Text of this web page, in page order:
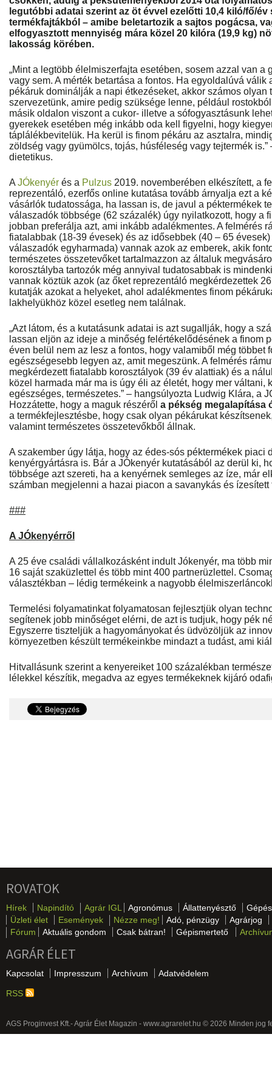
legutóbbi adatai szerint az öt évvel ezelőtti 10,4 kiló/fő/év
termékfajtákból – amibe beletartozik a sajtos pogácsa,
elfogyasztott mennyiség mára közel 20 kilóra (19,9 kg)
lakosság körében.
„Mint a legtöbb élelmiszerfajta esetében, sosem azzal van a
vagy sem. A mérték betartása a fontos. Ha egyoldalúvá válik
pékáruk dominálják a napi étkezéseket, akkor számos olyan
szervezetünk, amire pedig szüksége lenne, például
másik oldalon viszont a cukor- illetve a sófogyasztásunk
gyerekek esetében még inkább oda kell figyelni, hogy
táplálékbevitelük. Ha kerül is finom pékáru az asztalra,
zöldség vagy gyümölcs, tojás, húsféleség vagy tejtermék
dietetikus.
A JÓkenyér és a Pulzus 2019. novemberében elkészített, a
reprezentáló, ezerfős online kutatása tovább árnyalja ezt a
vásárlók tudatossága, ha lassan is, de javul a péktermékek
válaszadók többsége (62 százalék) úgy nyilatkozott, hogy a
jobban preferálja azt, ami inkább adalékmentes. A felmérés
fiatalabbak (18-39 évesek) és az idősebbek (40 – 65
válaszadók egyharmada) vannak azok az emberek, akik
természetes összetevőket tartalmazzon az általuk
korosztályba tartozók még annyival tudatosabbak is
vannak köztük azok (az őket reprezentáló megkérdezettek
kutatják azokat a helyeket, ahol adalékmentes finom
lakhelyükhöz közel esetleg nem találnak.
„Azt látom, és a kutatásunk adatai is azt sugallják, hogy a
lassan eljön az ideje a minőség felértékelődésének a finom
éven belül nem az lesz a fontos, hogy valamiből még többet
egészségesebb legyen az, amit megeszünk. A felmérés
megkérdezett fiatalabb korosztályok (39 év alattiak) és a
közel harmada már ma is úgy éli az életét, hogy mer váltani,
egészséges, természetes.” – hangsúlyozta Ludwig Klára, a
Hozzátette, hogy a maguk részéről a pékség megalapítása
a termékfejlesztésbe, hogy csak olyan pékárukat
valamint természetes összetevőkből állnak.
A szakember úgy látja, hogy az édes-sós péktermékek piaci
kenyérgyártásra is. Bár a JÓkenyér kutatásából az derül ki,
többsége azt szereti, ha a kenyérnek semleges az íze, már
számban megjelenni a hazai piacon a savanykás és ízesített
###
A JÓkenyérről
A 25 éve családi vállalkozásként indult Jókenyér, ma több
16 saját szaküzlettel és több mint 400 partnerüzlettel.
választékban – lédig termékeink a nagyobb
Termelési folyamatinkat folyamatosan fejlesztjük olyan
segítenek jobb minőséget elérni, de azt is tudjuk, hogy pék
Egyszerre tiszteljük a hagyományokat és üdvözöljük az
környezetben készült termékeinkbe mindazt a tudást, ami
Hitvallásunk szerint a kenyereiket 100 százalékban
lélekkel készítik, megadva az egyes termékeknek kijáró
ROVATOK
Hírek Napindító Agrár IGL Agronómus Állattenyésztő
Üzleti élet
Események Nézze meg! Adó, pénzügy
Agrárjog
Fórum
Aktuális gondom Csak bátran! Gépismertető
AGRÁR ÉLET
Kapcsolat Impresszum Archívum Adatvédelem
RSS
AGS Proginvest Kft.- Agrár Élet Magazin - www.agrarelet.hu © 2026 Minden jog